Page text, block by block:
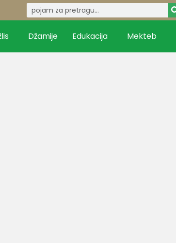
Džamije Edukacija Mekteb